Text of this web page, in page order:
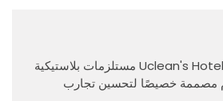
توفر شركة Uclean's Hotel Supplies مستلزمات بلاستيكية
مصممة خصيصًا لتحسين تجارب